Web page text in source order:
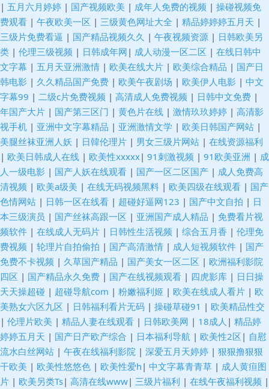
| 五月六月婷婷 | 国产视频欧美 | 成年人免费的视频 | 操碰视频免
费观看 | 午夜欧美一区 | 三级黄色网址大全 | 精品婷婷婷五月天 |
三级片免费看逼 | 国产精品视频久久 | 午夜视频资源 | 日韩欧美另
类 | 伦理三级视频 | 日韩成年网 | 成人动漫一区二区 | 在线日韩中
文字幕 | 五月天亚洲激情 | 欧美在线大片 | 欧美综合精品 | 国产日
韩电影 | 久久精品国产免费 | 欧美午夜剧场 | 欧美伊人电影 | 中文
字幕99 | 二级c片免费视频 | 高清成人免费视频 | 日韩中文免费 |
年国产大片 | 国产第三区门 | 黄色片在线 | 激情玖玖婷婷 | 高清影
视手机 | 亚洲中文字幕精品 | 亚洲激情文学 | 欧美日韩国产网站 |
美腿丝袜亚洲人妖 | 日韓伦理片 | 男女三级片网站 | 在线资源福利
| 欧美日韩成人在线 | 欧美性xxxxx| 91刺激视频 | 91欧美亚洲 | 成
人一级电影 | 国产人妖在线观看 | 国产一区二区国产 | 成人免费高
清视频 | 欧美a级美 | 在线无码视频黑料 | 欧美四级在线观看 | 国产
色情网站 | 日韩一区在线看 | 超碰好逼网123 | 国产中文自拍 | 日
本三级演员 | 国产丝袜高跟一区 | 亚洲国产成人精品 | 免费看片视
频软件 | 在线成人无码片 | 日韩性生活视频 | 综合五月香 | 伦理免
费视频 | 轮理片自拍偷拍 | 国产高清激情 | 成人短视频软件 | 国产
免费不卡视频 | 久草国产精品 | 国产美女一区二区 | 欧洲福利影院
四区 | 国产精品永久免费 | 国产在线视频观看 | 四虎影库 | 日日操
天天操超碰 | 超碰导航com | 粉嫩福利姬 | 欧美在线成人看片 | 欧
美熟女六区九区 | 日韩福利看片无码 | 操碰草碰91 | 欧美精品性交
| 伦理片欧美 | 精品人妻在线观看 | 日韩欧美网 | 18成人 | 精品婷
婷婷五月天 | 国产日产欧产综合 | 日本福利导航 | 欧美性2区 | 自慰
流水白丝网站 | 午夜在线福利影院 | 深爱五月天婷婷 | 狠狠撸狠狠
干欧美 | 欧美性悠悠色 | 欧美性爱h | 中文字幕青青草 | 成人黄疸图
片 | 欧美另类Ts| 高清在线www| 三级片福利 | 在线午夜福利视频 |